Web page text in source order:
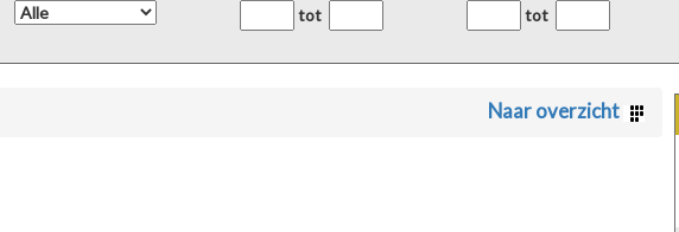
tot tot
Naar overzicht